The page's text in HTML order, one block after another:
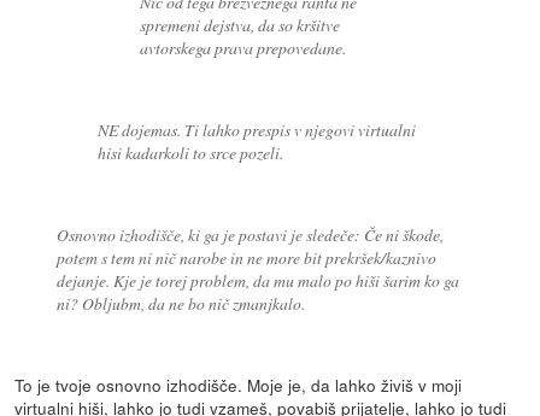
spremeni dejstva, da so kršitve
avtorskega prava prepovedane.
NE dojemas. Ti lahko prespis v njegovi virtualni
hisi kadarkoli to srce pozeli.
Osnovno izhodišče, ki ga je postavi je sledeče: Če ni škode,
potem s tem ni nič narobe in ne more bit prekršek/kaznivo
dejanje. Kje je torej problem, da mu malo po hiši šarim ko ga
ni? Obljubm, da ne bo nič zmanjkalo.
To je tvoje osnovno izhodišče. Moje je, da lahko živiš v moji
virtualni hiši, lahko jo tudi vzameš, povabiš prijatelje, lahko jo tudi